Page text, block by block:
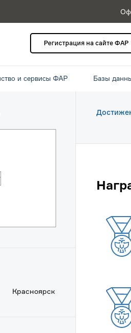
Регистрация на сайте ФАР
и сервисы ФАР Базы
Красноярск